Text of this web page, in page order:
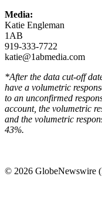
Media:
Katie Engleman
1AB
919-333-7722
katie@1abmedia.com
*After the data cut-off
have a volumetric
to an unconfirmed
account, the volumetric
and the volumetric
43%.
© 2026 GlobeNewswire